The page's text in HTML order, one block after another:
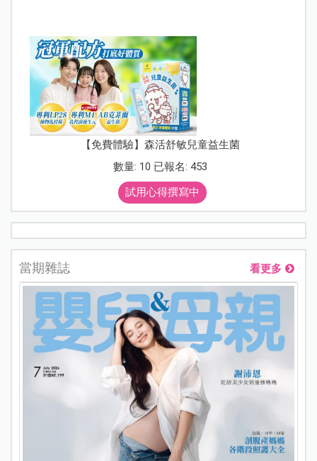
【免費體驗】森活舒敏兒童益生菌
數量: 10 已報名: 453
試用心得撰寫中
當期雜誌 看更多